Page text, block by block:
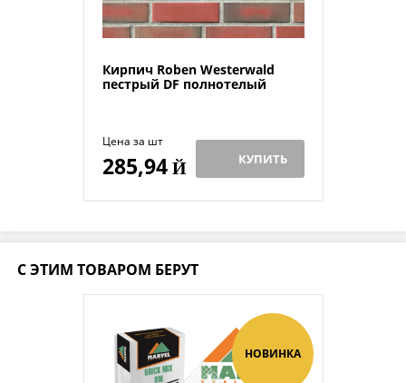
Кирпич Roben Westerwald
пестрый DF полнотелый
Цена за шт
285,94Й КУПИТЬ
С ЭТИМ ТОВАРОМ БЕРУТ
НОВИНКА